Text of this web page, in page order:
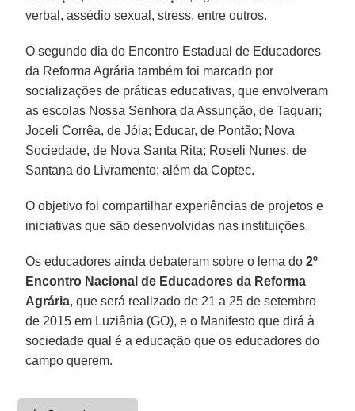
verbal, assédio sexual, stress, entre outros.
O segundo dia do Encontro Estadual de Educadores
da Reforma Agrária também foi marcado por
socializações de práticas educativas, que envolveram
as escolas Nossa Senhora da Assunção, de Taquari;
Joceli Corrêa, de Jóia; Educar, de Pontão; Nova
Sociedade, de Nova Santa Rita; Roseli Nunes, de
Santana do Livramento; além da Coptec.
O objetivo foi compartilhar experiências de projetos e
iniciativas que são desenvolvidas nas instituições.
Os educadores ainda debateram sobre o lema do2º
Encontro Nacional de Educadores da Reforma
Agrária, que será realizado de 21 a 25 de setembro
de 2015 em Luziânia (GO), e o Manifesto que dirá à
sociedade qual é a educação que os educadores do
campo querem.